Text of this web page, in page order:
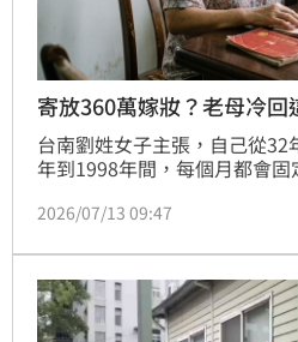
寄放360萬嫁妝？老母冷回
台南劉姓女子主張，自己從
年到1998年間，每個月都會
時寄放、由母親代為保管，等
的積蓄時卻遭到拒絕，氣得她
認為劉女雖有匯款紀錄，卻無
日後返還」的共同約定，光憑
2026/07/13 09:47